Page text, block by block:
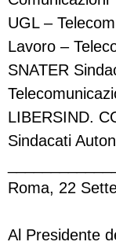
UGL –
Lavoro –
SNATER
LIBERSIND.
Sindacati
Roma, 22
Al Presidente